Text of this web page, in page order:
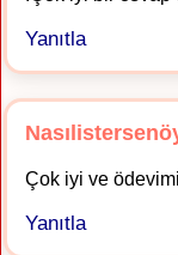
Yanıtla
Çok iyi ve
Yanıtla